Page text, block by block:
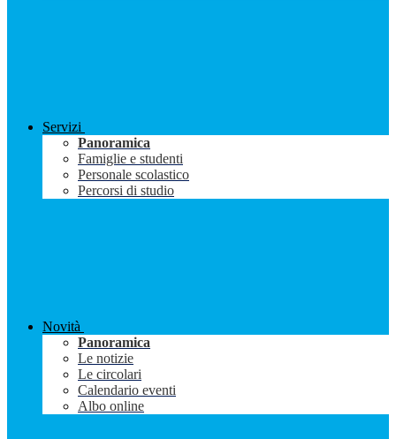
Servizi
Panoramica
Famiglie e studenti
Personale scolastico
Percorsi di studio
Novità
Panoramica
Le notizie
Le circolari
Calendario eventi
Albo online